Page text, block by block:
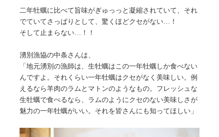
二年牡蠣に比べて旨味がぎゅっっと凝縮されていて、それ
でていてさっぱりとして、驚くほどクセがない…！
そして止まらない…！！
湧別漁協の中条さんは、
「地元湧別の漁師は、生牡蠣はこの一年牡蠣しか食べない
んですよ。それくらい一年牡蠣はクセがなく美味しい。例
えるなら羊肉のラムとマトンのようなもの。フレッシュな
生牡蠣で食べるなら、ラムのようにクセのない美味しさが
魅力の一年牡蠣がいい。それを皆さんにも知ってほしい」